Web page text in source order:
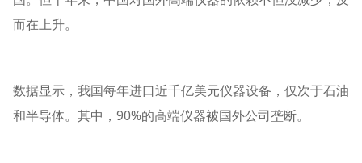
而在上升。
数据显示，我国每年进口近千亿美元仪器设备，仅次于石油
和半导体。其中，90%的高端仪器被国外公司垄断。